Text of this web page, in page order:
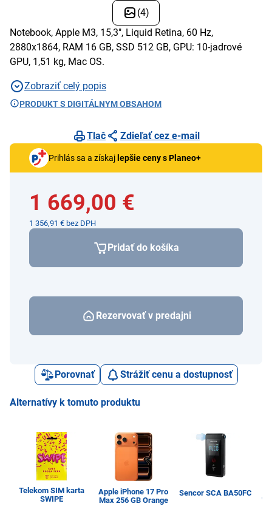
(4)
Notebook, Apple M3, 15,3", Liquid Retina, 60 Hz,
2880x1864, RAM 16 GB, SSD 512 GB, GPU: 10-jadrové
GPU, 1,51 kg, Mac OS.
Zobraziť celý popis
PRODUKT S DIGITÁLNYM OBSAHOM
Tlač Zdieľať cez e-mail
Prihlás sa a získaj lepšie ceny s Planeo+
1 669,00 €
1 356,91 € bez DPH
Pridať do košíka
Rezervovať v predajni
Porovnať Strážiť cenu a dostupnosť
Alternatívy k tomuto produktu
Telekom SIM karta
SWIPE
Apple iPhone 17 Pro
Max 256 GB Orange
Sencor SCA BA50FC